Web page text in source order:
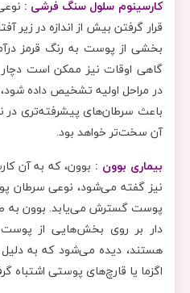
کارسینوم سلول سنگ ‌فرشی :
قرار گرفتن بیش ‌از اندازه در زیر
بخشی از پوست به رنگ قرمز
گاهی اوقات نیز ممکن است دچار
در مراحل اولیه تشخیص داده
باعث سرطان‌های پیشرفته‌تری
آن سخت‌تر خواهد بود.
بیماری بوون : بوون، که به آن
نیز گفته می‌شود، نوعی
پوست گسترش می‌یابد. بوون به
‌دار بر روی بخش‌هایی از
هستند، دیده می‌شود که به
اگزما یا قارچ‌های پوستی اشتباه